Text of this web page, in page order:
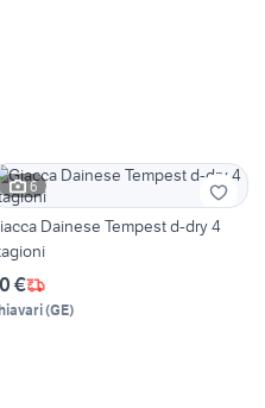
6
Dainese Tempest d-dry 4
€
(GE)